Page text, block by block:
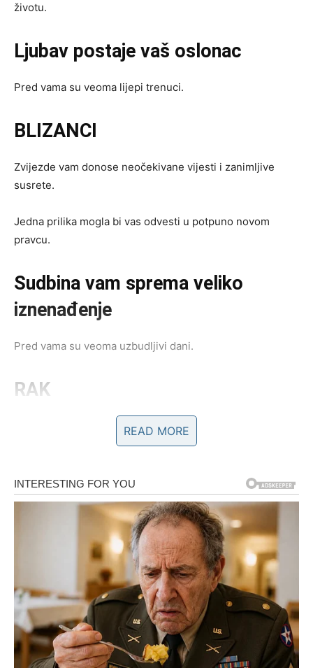
životu.
Ljubav postaje vaš oslonac
Pred vama su veoma lijepi trenuci.
BLIZANCI
Zvijezde vam donose neočekivane vijesti i zanimljive
susrete.
Jedna prilika mogla bi vas odvesti u potpuno novom
pravcu.
Sudbina vam sprema veliko
iznenađenje
Pred vama su veoma uzbudljivi dani.
RAK
Rakovi ulaze u period koji bi mogao promijeniti mnogo
toga na emotivnom planu.
Ono što ste dugo čekali konačno dolazi bliže ostvarenju.
Ljubavna sreća vam kuca na vrata
Pred vama su veoma nježni i sretni trenuci.
LAV
Pred vama su dani velikog poslovnog napretka.
READ MORE